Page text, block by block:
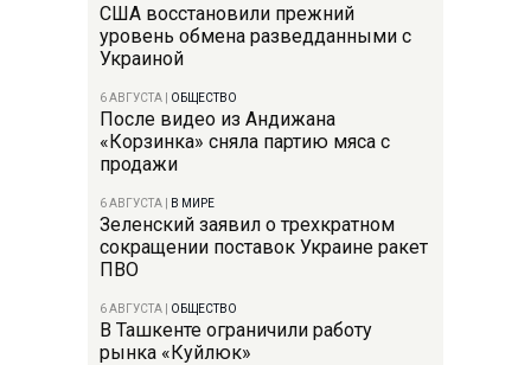
США восстановили прежний
уровень обмена разведданными с
Украиной
6 АВГУСТА ОБЩЕСТВО
После видео из Андижана
«Корзинка» сняла партию мяса с
продажи
6 АВГУСТА В МИРЕ
Зеленский заявил о трехкратном
сокращении поставок Украине ракет
ПВО
6 АВГУСТА ОБЩЕСТВО
В Ташкенте ограничили работу
рынка «Куйлюк»